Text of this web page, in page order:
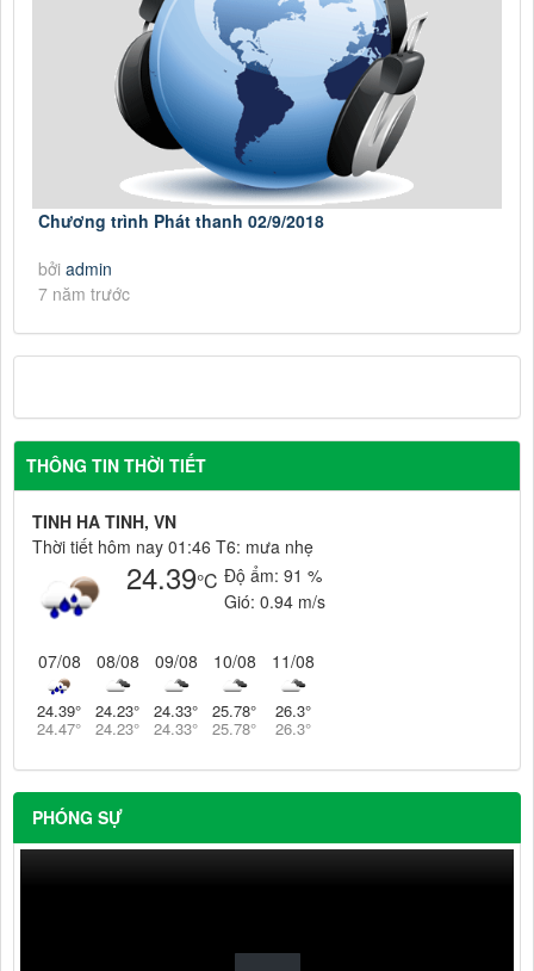
Chương trình Phát thanh 02/9/2018
bởi admin
7 năm trước
THÔNG TIN THỜI TIẾT
TINH HA TINH, VN
Thời tiết hôm nay 01:46 T6: mưa nhẹ
24.39°C Độ ẩm: 91 %
Gió: 0.94 m/s
07/08
24.39°
24.47°
08/08
24.23°
24.23°
09/08
24.33°
24.33°
10/08
25.78°
25.78°
11/08
26.3°
26.3°
PHÓNG SỰ